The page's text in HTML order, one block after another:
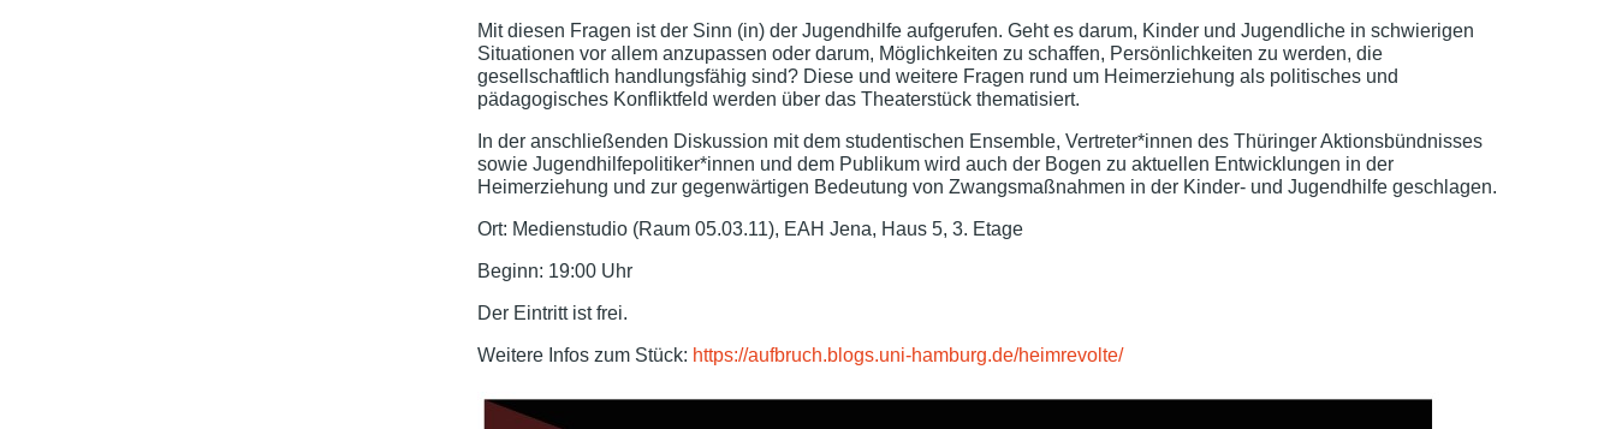
Mit diesen Fragen ist der Sinn (in) der Jugendhilfe aufgerufen. Geht es darum, Kinder und Jugendliche in schwierigen
Situationen vor allem anzupassen oder darum, Möglichkeiten zu schaffen, Persönlichkeiten zu werden, die
gesellschaftlich handlungsfähig sind? Diese und weitere Fragen rund um Heimerziehung als politisches und
pädagogisches Konfliktfeld werden über das Theaterstück thematisiert.
In der anschließenden Diskussion mit dem studentischen Ensemble, Vertreter*innen des Thüringer Aktionsbündnisses
sowie Jugendhilfepolitiker*innen und dem Publikum wird auch der Bogen zu aktuellen Entwicklungen in der
Heimerziehung und zur gegenwärtigen Bedeutung von Zwangsmaßnahmen in der Kinder- und Jugendhilfe geschlagen.
Ort: Medienstudio (Raum 05.03.11), EAH Jena, Haus 5, 3. Etage
Beginn: 19:00 Uhr
Der Eintritt ist frei.
Weitere Infos zum Stück: https://aufbruch.blogs.uni-hamburg.de/heimrevolte/